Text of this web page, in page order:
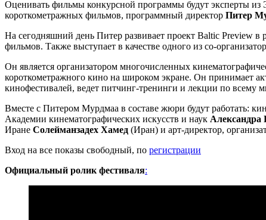
Оценивать фильмы конкурсной программы будут эксперты
короткометражных фильмов, программный директор Питер
На сегодняшний день Питер развивает проект Baltic Preview
фильмов. Также выступает в качестве одного из со-
Он является организатором многочисленных
короткометражного кино на широком экране. Он принимает
кинофестивалей, ведет питчинг-тренинги и лекции по всему
Вместе с Питером Мурдмаа в составе жюри будут работать:
Академии кинематографических искусств и наук Александра
Иране Солейманзадех Хамед (Иран) и арт-директор,
Вход на все показы свободный, по регистрации
Официальный ролик фестиваля: